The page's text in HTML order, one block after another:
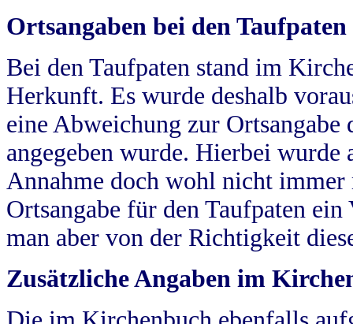
Ortsangaben bei den Taufpaten
Bei den Taufpaten stand im
Herkunft. Es wurde deshalb
eine Abweichung zur
angegeben wurde. Hierbei wurde
Annahme doch wohl nicht
Ortsangabe für den Taufpaten
man aber von der Richtigkeit
Zusätzliche Angaben im